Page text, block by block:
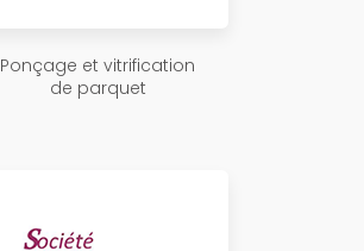
Ponçage et vitrification
de parquet